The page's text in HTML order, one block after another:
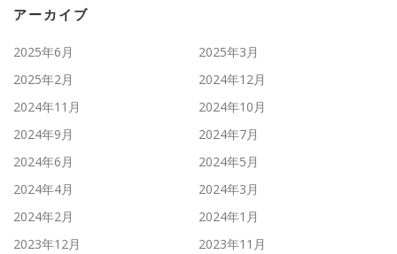
アーカイブ
2025年6月
2025年3月
2025年2月
2024年12月
2024年11月
2024年10月
2024年9月
2024年7月
2024年6月
2024年5月
2024年4月
2024年3月
2024年2月
2024年1月
2023年12月
2023年11月